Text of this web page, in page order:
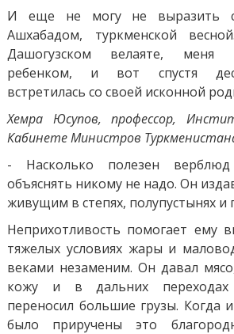
И еще не могу не выразить
Ашхабадом, туркменской
Дашогузском велаяте, меня
ребенком, и вот спустя
встретилась со своей исконной
Хемра Юсупов, профессор,
Кабинете Министров
- Насколько полезен
объяснять никому не надо. Он
живущим в степях, полупустынях и
Неприхотливость помогает ему
тяжелых условиях жары и
веками незаменим. Он давал
кожу и в дальних переходах
переносил большие грузы. Когда
было приручены это